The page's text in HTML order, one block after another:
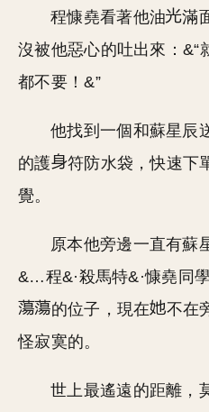
程慷堯看著他油
滿
沒被他惡心的吐出來：&“
都不要！&”
他找到一個和蘇星辰
的護
符防水袋，快速下
覺。
原本他旁邊一直有蘇
&…程&·殺馬特&·慷堯同
的位子，現在
不在
怪寂寞的。
世上最遙遠的距離，